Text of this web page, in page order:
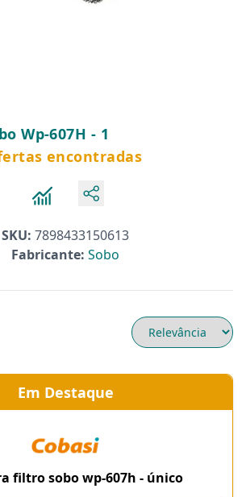
Wp-607H - 1
encontradas
SKU: 7898433150613
Fabricante: Sobo
Em Destaque
filtro sobo wp-607h - único